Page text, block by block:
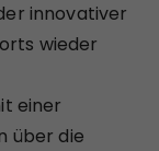
innovativer
wieder
einer
über die